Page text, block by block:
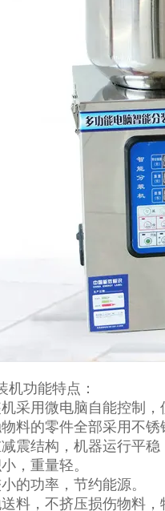
机功能特点：
采用微电脑自能控制
料的零件全部采用不锈
震结构，机器运行平稳
，重量轻。
的功率，节约能源。
料，不挤压损伤物料